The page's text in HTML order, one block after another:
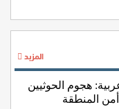
المزيد
هجوم الحوثيين
المنطقة